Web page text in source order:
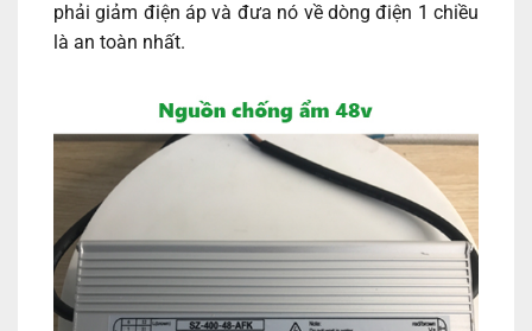
phải giảm điện áp và đưa nó về dòng điện 1 chiều
là an toàn nhất.